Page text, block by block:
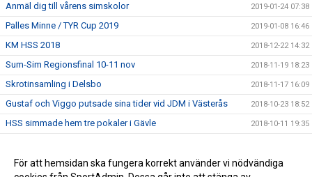
Anmäl dig till vårens simskolor 2019-01-24 07:38
Palles Minne / TYR Cup 2019 2019-01-08 16:46
KM HSS 2018 2018-12-22 14:32
Sum-Sim Regionsfinal 10-11 nov 2018-11-19 18:23
Skrotinsamling i Delsbo 2018-11-17 16:09
Gustaf och Viggo putsade sina tider vid JDM i Västerås 2018-10-23 18:52
HSS simmade hem tre pokaler i Gävle 2018-10-11 19:35
Simskola hösten 2018 2018-07-06 12:25
För att hemsidan ska fungera korrekt använder vi nödvändiga